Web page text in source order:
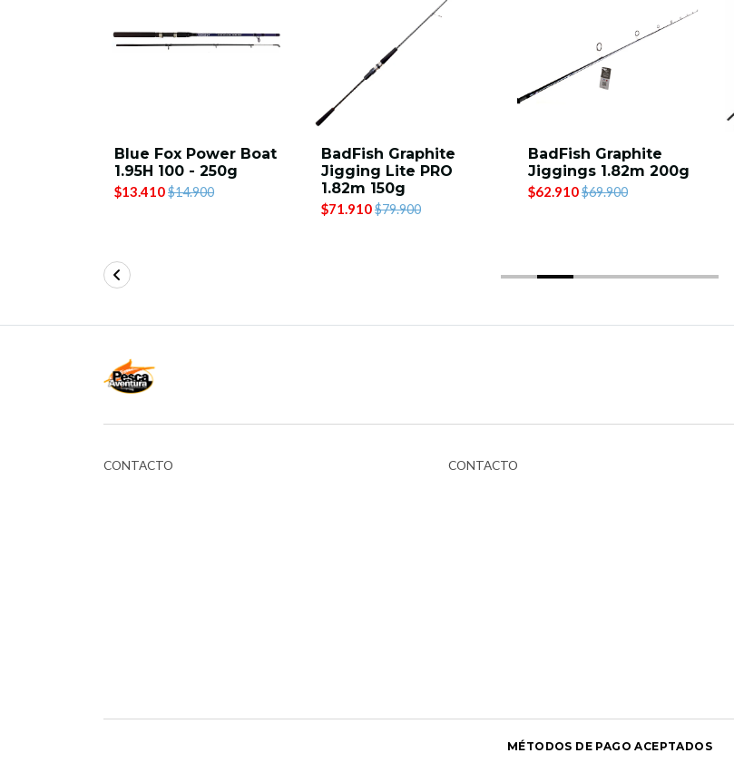
Blue Fox Power Boat
1.95H 100 - 250g
$13.410$14.900
BadFish Graphite
Jigging Lite PRO
1.82m 150g
$71.910$79.900
BadFish Graphite
Jiggings 1.82m 200g
$62.910$69.900
CONTACTO CONTACTO
MÉTODOS DE PAGO ACEPTADOS